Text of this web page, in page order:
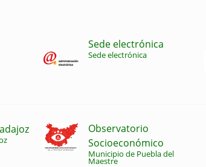
Sede electrónica
Sede electrónica
Observatorio
Socioeconómico
Municipio de Puebla del
Maestre